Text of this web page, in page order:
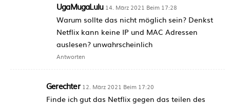
UgaMugaLulu 14. März 2021 Beim 17:28
Warum sollte das nicht möglich sein? Denkst
Netflix kann keine IP und MAC Adressen
auslesen? unwahrscheinlich
Antworten
Gerechter 12. März 2021 Beim 17:20
Finde ich gut das Netflix gegen das teilen des